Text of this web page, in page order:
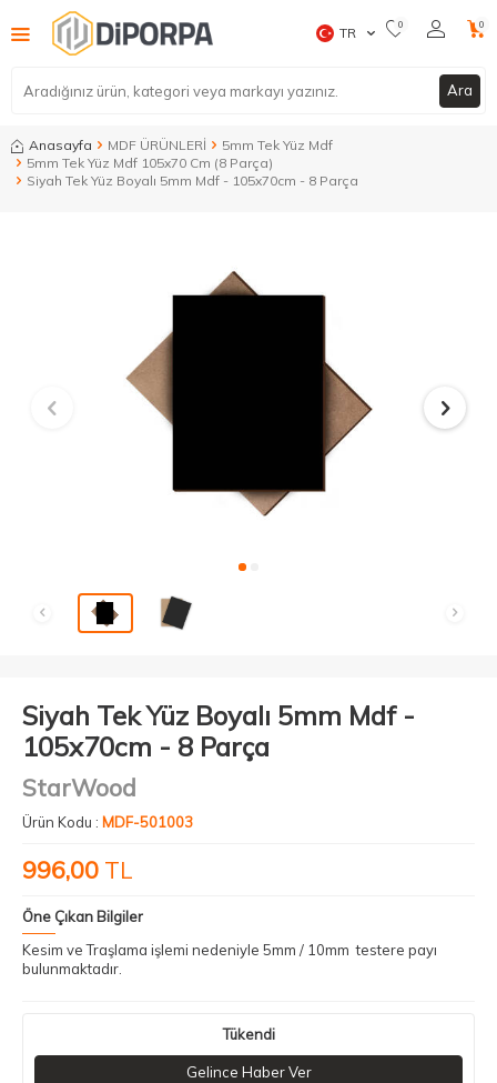
Ara
TR 0 0
Anasayfa MDF ÜRÜNLERİ
5mm Tek Yüz Mdf
5mm Tek Yüz Mdf 105x70 Cm (8 Parça)
Siyah Tek Yüz Boyalı 5mm Mdf - 105x70cm - 8 Parça
Siyah Tek Yüz Boyalı 5mm Mdf -
105x70cm - 8 Parça
StarWood
Ürün Kodu : MDF-501003
996,00 TL
Öne Çıkan Bilgiler
Kesim ve Traşlama işlemi nedeniyle 5mm / 10mm testere payı
bulunmaktadır.
Tükendi
Gelince Haber Ver